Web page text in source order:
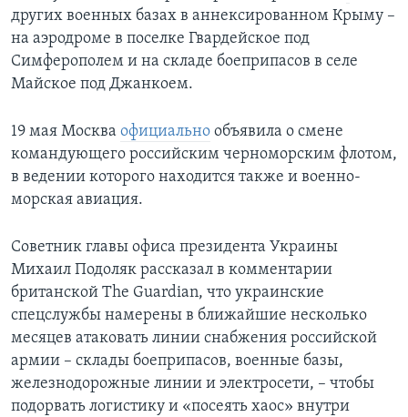
других военных базах в аннексированном Крыму –
на аэродроме в поселке Гвардейское под
Симферополем и на складе боеприпасов в селе
Майское под Джанкоем.
19 мая Москва официально объявила о смене
командующего российским черноморским флотом,
в ведении которого находится также и военно-
морская авиация.
Советник главы офиса президента Украины
Михаил Подоляк рассказал в комментарии
британской The Guardian, что украинские
спецслужбы намерены в ближайшие несколько
месяцев атаковать линии снабжения российской
армии – склады боеприпасов, военные базы,
железнодорожные линии и электросети, – чтобы
подорвать логистику и «посеять хаос» внутри